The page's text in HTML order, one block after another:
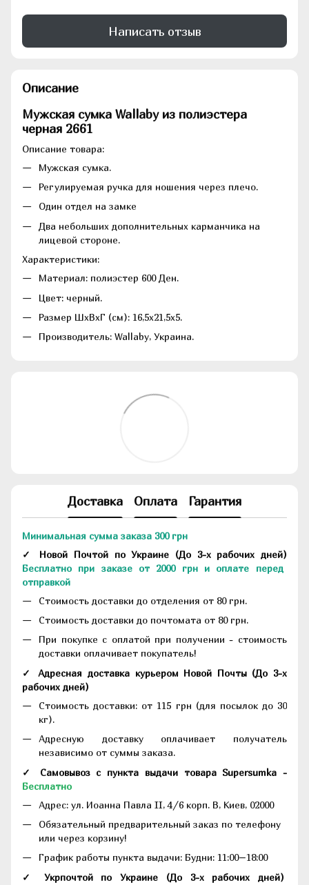
Написать отзыв
Описание
Мужская сумка Wallaby из полиэстера
черная 2661
Описание товара:
Мужская сумка.
Регулируемая ручка для ношения через плечо.
Один отдел на замке
Два небольших дополнительных карманчика на
лицевой стороне.
Характеристики:
Материал: полиэстер 600 Ден.
Цвет: черный.
Размер ШхВхГ (см): 16,5х21,5х5.
Производитель: Wallaby, Украина.
Доставка Оплата Гарантия
Минимальная сумма заказа 300 грн
✓ Новой Почтой по Украине (До 3-х рабочих дней)
Бесплатно при заказе от 2000 грн и оплате перед
отправкой
Стоимость доставки до отделения от 80 грн.
Стоимость доставки до почтомата от 80 грн.
При покупке с оплатой при получении - стоимость
доставки оплачивает покупатель!
✓ Адресная доставка курьером Новой Почты (До 3-х
рабочих дней)
Стоимость доставки: от 115 грн (для посылок до 30
кг).
Адресную доставку оплачивает получатель
независимо от суммы заказа.
✓ Самовывоз с пункта выдачи товара Supersumka -
Бесплатно
Адрес: ул. Иоанна Павла II, 4/6 корп. В, Киев, 02000
Обязательный предварительный заказ по телефону
или через корзину!
График работы пункта выдачи: Будни: 11:00–18:00
✓ Укрпочтой по Украине (До 3-х рабочих дней)